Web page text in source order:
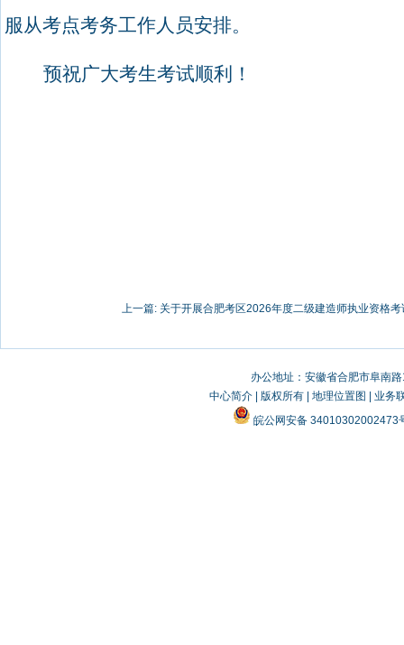
服从考点考务工作人员安排。
预祝广大考生考试顺利！
上一篇: 关于开展合肥考区2026年度二级建造师执业资格
办公地址：安徽省合肥市阜南
中心简介| 版权所有| 地理位置图
业务
皖公网安备 34010302002473